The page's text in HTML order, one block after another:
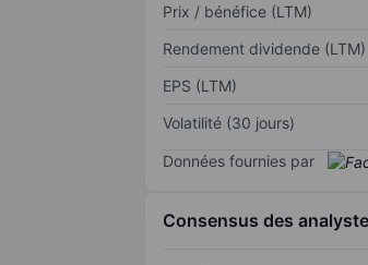
Prix / bénéfice (LTM)
Rendement dividende (LTM)
EPS (LTM)
Volatilité (30 jours)
Données fournies par
Consensus des